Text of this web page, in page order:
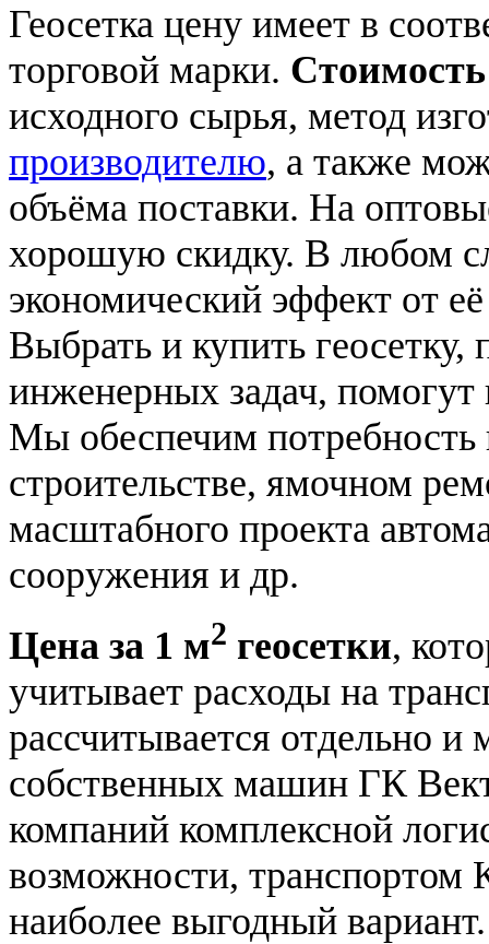
Геосетка цену имеет в
торговой марки. Стоимость
исходного сырья, метод
производителю, а также
объёма поставки. На
хорошую скидку. В любом
экономический эффект от
Выбрать и купить
инженерных задач,
Мы обеспечим потребность
строительстве, ямочном
масштабного проекта
сооружения и др.
Цена за 1 м2 геосетки,
учитывает расходы на
рассчитывается отдельно
собственных машин ГК
компаний комплексной
возможности,
наиболее выгодный вариант.